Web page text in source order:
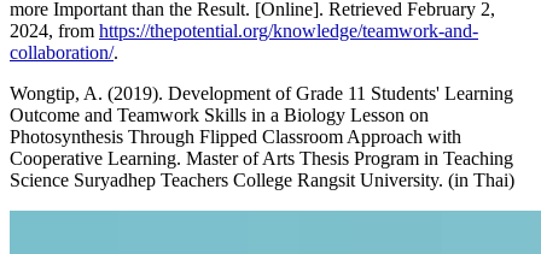
more Important than the Result. [Online]. Retrieved February 2,
2024, from https://thepotential.org/knowledge/teamwork-and-
collaboration/.
Wongtip, A. (2019). Development of Grade 11 Students' Learning
Outcome and Teamwork Skills in a Biology Lesson on
Photosynthesis Through Flipped Classroom Approach with
Cooperative Learning. Master of Arts Thesis Program in Teaching
Science Suryadhep Teachers College Rangsit University. (in Thai)